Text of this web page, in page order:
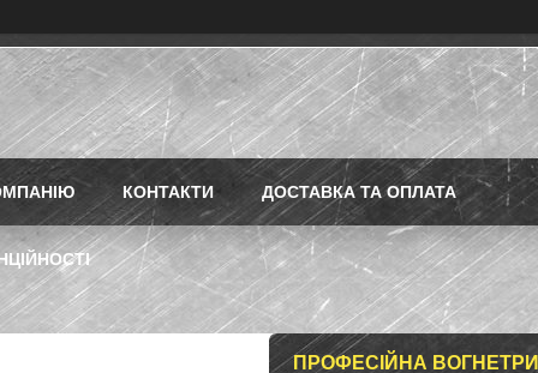
КОНТАКТИ ДОСТАВКА ТА ОПЛАТА
ПРОФЕСІЙНА